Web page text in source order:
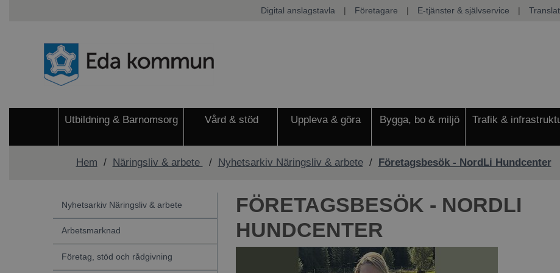
Digital anslagstavla | Företagare | E-tjänster & självservice |
Utbildning & Barnomsorg Vård & stöd Uppleva & göra Bygga, bo & miljö Trafik &
Hem / Näringsliv & arbete / Nyhetsarkiv Näringsliv & arbete / Företagsbesök - NordLi Hundcenter
Nyhetsarkiv Näringsliv & arbete
Arbetsmarknad
Företag, stöd och rådgivning
FÖRETAGSBESÖK - NORDLI
HUNDCENTER